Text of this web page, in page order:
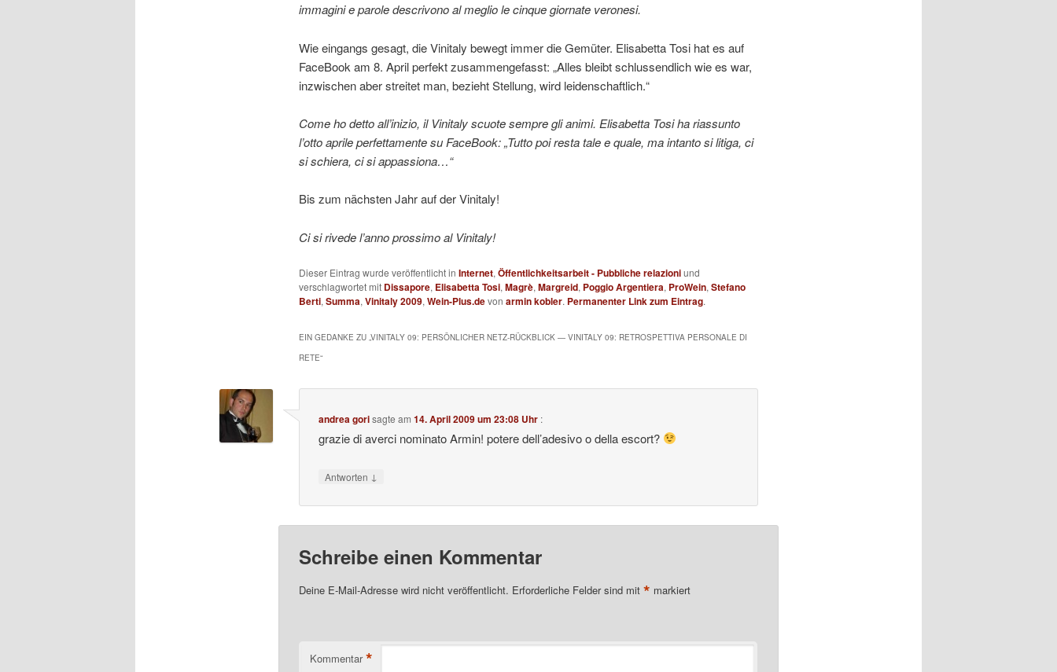
immagini e parole descrivono al meglio le cinque giornate veronesi.
Wie eingangs gesagt, die Vinitaly bewegt immer die Gemüter. Elisabetta Tosi hat es auf
FaceBook am 8. April perfekt zusammengefasst: „Alles bleibt schlussendlich wie es war,
inzwischen aber streitet man, bezieht Stellung, wird leidenschaftlich.“
Come ho detto all’inizio, il Vinitaly scuote sempre gli animi. Elisabetta Tosi ha riassunto
l’otto aprile perfettamente su FaceBook: „Tutto poi resta tale e quale, ma intanto si litiga, ci
si schiera, ci si appassiona…“
Bis zum nächsten Jahr auf der Vinitaly!
Ci si rivede l’anno prossimo al Vinitaly!
Dieser Eintrag wurde veröffentlicht in Internet, Öffentlichkeitsarbeit - Pubbliche relazioniund
verschlagwortet mit Dissapore, Elisabetta Tosi, Magrè, Margreid, Poggio Argentiera, ProWein, Stefano
Berti, Summa, Vinitaly 2009, Wein-Plus.devon armin kobler. Permanenter Link zum Eintrag.
EIN GEDANKE ZU „VINITALY 09: PERSÖNLICHER NETZ-RÜCKBLICK — VINITALY 09: RETROSPETTIVA PERSONALE DI
RETE“
andrea gorisagte am14. April 2009 um 23:08 Uhr :
grazie di averci nominato Armin! potere dell’adesivo o della escort?
Antworten ↓
Schreibe einen Kommentar
Deine E-Mail-Adresse wird nicht veröffentlicht. Erforderliche Felder sind mit * markiert
Kommentar *